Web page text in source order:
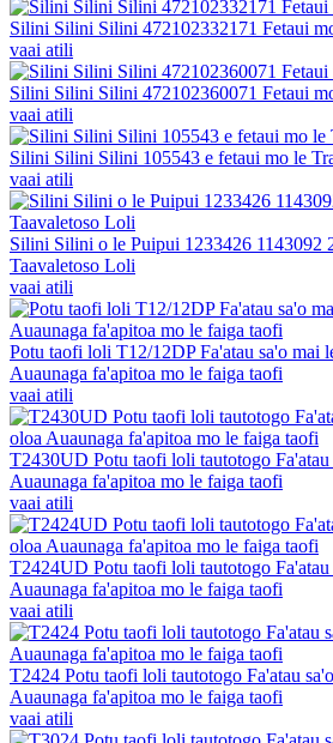
Silini Silini Silini 472102332171 Fetaui
vaai atili
Silini Silini Silini 472102360071 Fetaui
vaai atili
Silini Silini Silini 105543 e fetaui mo le
vaai atili
Silini Silini o le Puipui 1233426 1143092
Taavaletoso Loli
vaai atili
Potu taofi loli T12/12DP Fa'atau sa'o mai
Auaunaga fa'apitoa mo le faiga taofi
vaai atili
T2430UD Potu taofi loli tautotogo Fa'atau
Auaunaga fa'apitoa mo le faiga taofi
vaai atili
T2424UD Potu taofi loli tautotogo Fa'atau
Auaunaga fa'apitoa mo le faiga taofi
vaai atili
T2424 Potu taofi loli tautotogo Fa'atau
Auaunaga fa'apitoa mo le faiga taofi
vaai atili